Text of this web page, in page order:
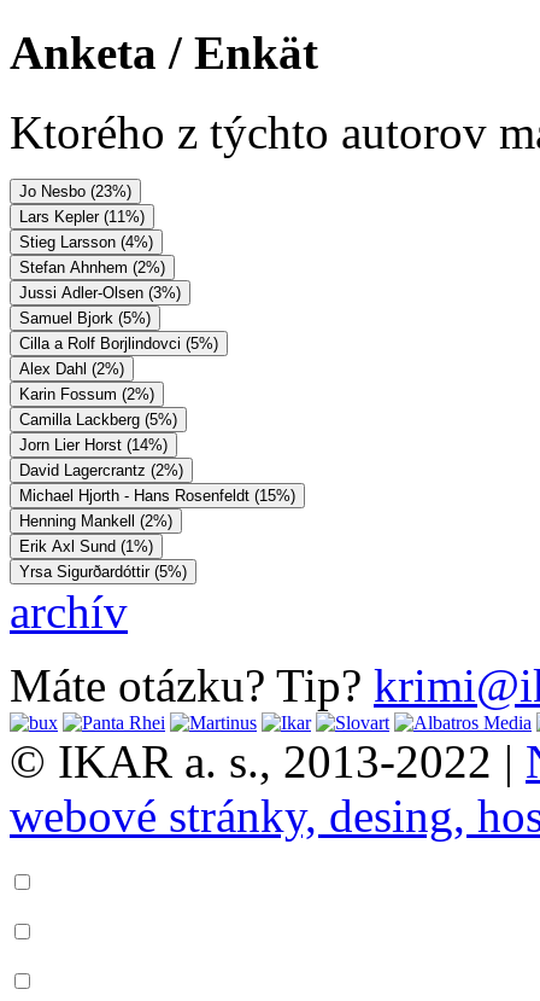
Anketa / Enkät
Ktorého z týchto autorov
Jo Nesbo (23%)
Lars Kepler (11%)
Stieg Larsson (4%)
Stefan Ahnhem (2%)
Jussi Adler-Olsen (3%)
Samuel Bjork (5%)
Cilla a Rolf Borjlindovci (5%)
Alex Dahl (2%)
Karin Fossum (2%)
Camilla Lackberg (5%)
Jorn Lier Horst (14%)
David Lagercrantz (2%)
Michael Hjorth - Hans Rosenfeldt (15%)
Henning Mankell (2%)
Erik Axl Sund (1%)
Yrsa Sigurðardóttir (5%)
archív
Máte otázku? Tip?
© IKAR a. s., 2013-2022 |
webové stránky, desing,